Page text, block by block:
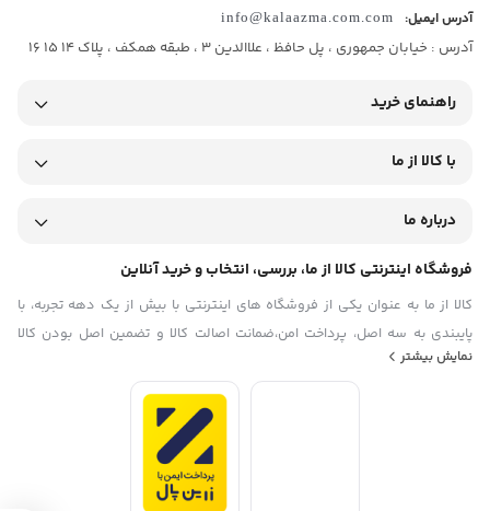
آدرس ایمیل: info@kalaazma.com.com
آدرس : خیابان جمهوری ، پل حافظ ، علاالدین 3 ، طبقه همکف ، پلاک 14 15 16
راهنمای خرید
با کالا از ما
درباره ما
فروشگاه اینترنتی کالا از ما، بررسی، انتخاب و خرید آنلاین
کالا از ما به عنوان یکی از فروشگاه های اینترنتی با بیش از یک دهه تجربه، با
پایبندی به سه اصل، پرداخت امن،ضمانت اصالت کالا و تضمین اصل‌ بودن کالا
موفق شده تا همگام با فروشگاه‌های معتبر جهان، به بزرگ‌ترین فروشگاه
اینترنتی ایران تبدیل شود. به محض ورود به سایت کالا از ما با دنیایی از کالا رو به
رو می‌شوید! هر آنچه که نیاز دارید و به ذهن شما خطور می‌کند در اینجا پیدا
نمایش بیشتر